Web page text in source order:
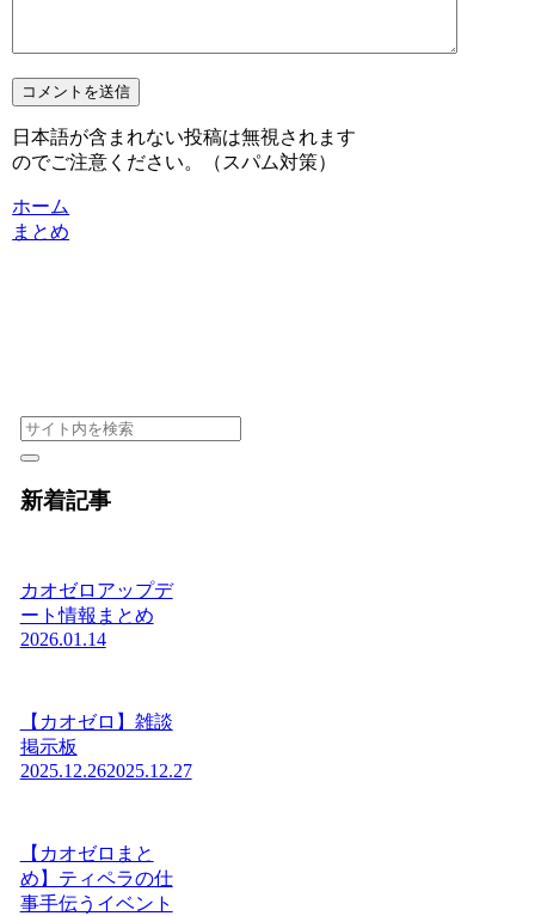
日本語が含まれない投稿は無視されます
のでご注意ください。（スパム対策）
ホーム
まとめ
新着記事
カオゼロアップデ
ート情報まとめ
2026.01.14
【カオゼロ】雑談
掲示板
2025.12.262025.12.27
【カオゼロまと
め】ティペラの仕
事手伝うイベント